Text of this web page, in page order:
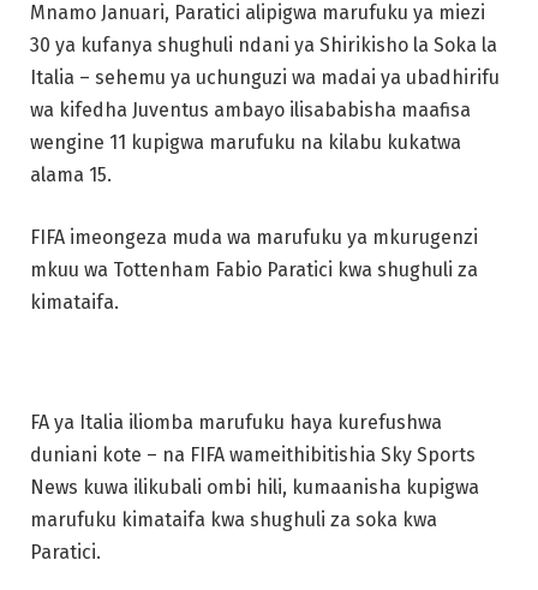
Mnamo Januari, Paratici alipigwa marufuku ya miezi
30 ya kufanya shughuli ndani ya Shirikisho la Soka la
Italia – sehemu ya uchunguzi wa madai ya ubadhirifu
wa kifedha Juventus ambayo ilisababisha maafisa
wengine 11 kupigwa marufuku na kilabu kukatwa
alama 15.
FIFA imeongeza muda wa marufuku ya mkurugenzi
mkuu wa Tottenham Fabio Paratici kwa shughuli za
kimataifa.
FA ya Italia iliomba marufuku haya kurefushwa
duniani kote – na FIFA wameithibitishia Sky Sports
News kuwa ilikubali ombi hili, kumaanisha kupigwa
marufuku kimataifa kwa shughuli za soka kwa
Paratici.